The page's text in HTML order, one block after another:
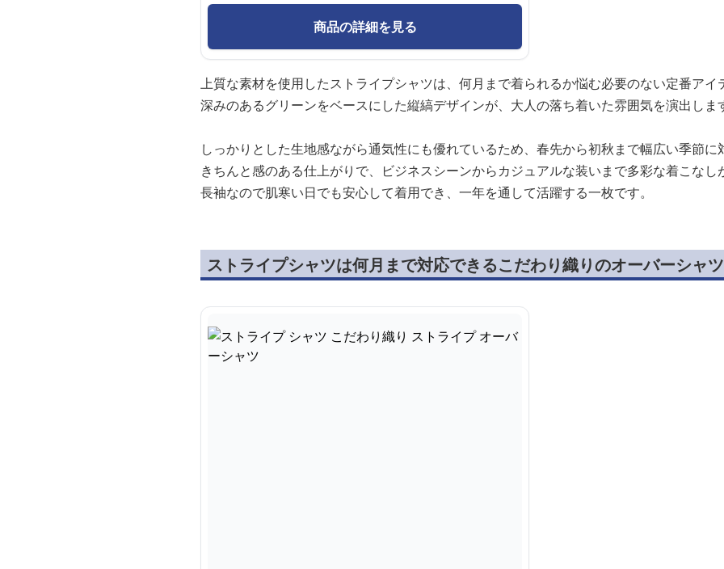
商品の詳細を見る
上質な素材を使用したストライプシャツは、何月まで着られるか悩む必要のない定番アイ
深みのあるグリーンをベースにした縦縞デザインが、大人の落ち着いた雰囲気を演出しま
しっかりとした生地感ながら通気性にも優れているため、春先から初秋まで幅広い季節に
きちんと感のある仕上がりで、ビジネスシーンからカジュアルな装いまで多彩な着こなし
長袖なので肌寒い日でも安心して着用でき、一年を通して活躍する一枚です。
ストライプシャツは何月まで対応できるこだわり織りのオーバーシャツ